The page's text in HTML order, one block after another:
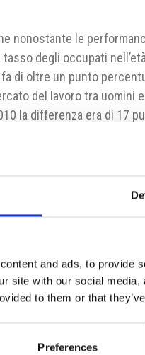
and ads, to provide
site with our social
to them or that
Preferences
nonostante le
degli occupati
di oltre un punto
del lavoro tra uomini
la differenza era di 17
miry-zamestnanosti-
fotografia: Pixabay